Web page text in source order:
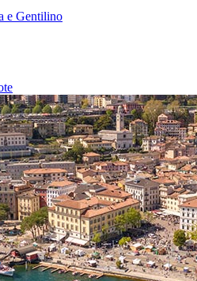
e Gentilino